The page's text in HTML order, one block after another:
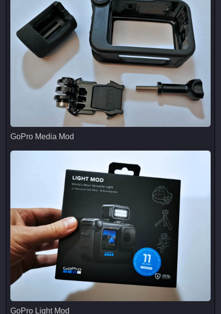
GoPro Media Mod
GoPro Media Mod
GoPro Light Mod
GoPro Light Mod